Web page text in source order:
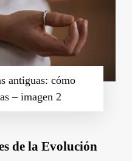
antiguas: cómo
– imagen 2
de la Evolución